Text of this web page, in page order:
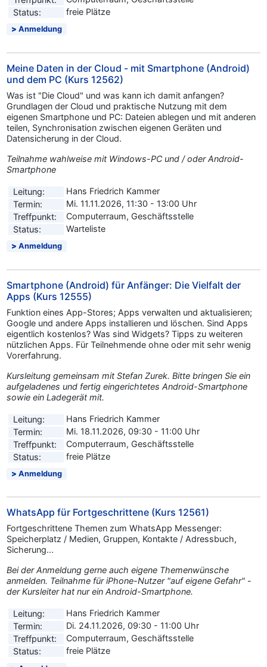
Status:
freie Plätze
Anmeldung
Meine Daten in der Cloud - mit Smartphone (Android)
und dem PC (Kurs 12562)
Was ist "Die Cloud" und was kann ich damit anfangen?
Grundlagen der Cloud und praktische Nutzung mit dem
eigenen Smartphone und PC: Dateien ablegen und mit anderen
teilen, Synchronisation zwischen eigenen Geräten und
Datensicherung in der Cloud.
Teilnahme wahlweise mit Windows-PC und / oder Android-
Smartphone
Leitung:
Hans Friedrich Kammer
Termin:
Mi. 11.11.2026, 11:30 - 13:00 Uhr
Treffpunkt:
Computerraum, Geschäftsstelle
Status:
Warteliste
Anmeldung
Smartphone (Android) für Anfänger: Die Vielfalt der
Apps (Kurs 12555)
Funktion eines App-Stores; Apps verwalten und aktualisieren;
Google und andere Apps installieren und löschen. Sind Apps
eigentlich kostenlos? Was sind Widgets? Tipps zu weiteren
nützlichen Apps. Für Teilnehmende ohne oder mit sehr wenig
Vorerfahrung.
Kursleitung gemeinsam mit Stefan Zurek. Bitte bringen Sie ein
aufgeladenes und fertig eingerichtetes Android-Smartphone
sowie ein Ladegerät mit.
Leitung:
Hans Friedrich Kammer
Termin:
Mi. 18.11.2026, 09:30 - 11:00 Uhr
Treffpunkt:
Computerraum, Geschäftsstelle
Status:
freie Plätze
Anmeldung
WhatsApp für Fortgeschrittene (Kurs 12561)
Fortgeschrittene Themen zum WhatsApp Messenger:
Speicherplatz / Medien, Gruppen, Kontakte / Adressbuch,
Sicherung...
Bei der Anmeldung gerne auch eigene Themenwünsche
anmelden. Teilnahme für iPhone-Nutzer "auf eigene Gefahr" -
der Kursleiter hat nur ein Android-Smartphone.
Leitung:
Hans Friedrich Kammer
Termin:
Di. 24.11.2026, 09:30 - 11:00 Uhr
Treffpunkt:
Computerraum, Geschäftsstelle
Status:
freie Plätze